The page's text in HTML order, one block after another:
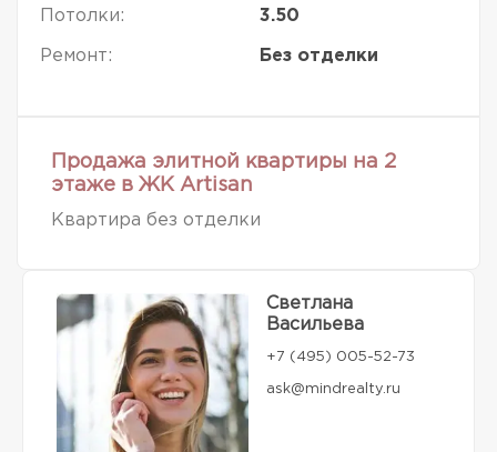
Потолки: 3.50
Ремонт: Без отделки
Продажа элитной квартиры на 2
этаже в ЖК Artisan
Квартира без отделки
Светлана
Васильева
+7 (495) 005-52-73
ask@mindrealty.ru